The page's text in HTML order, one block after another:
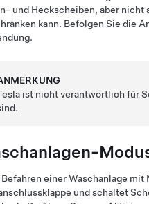
und Heckscheiben, aber nicht
kann. Befolgen Sie die
ist nicht verantwortlich für
einer Waschanlage mit
und schaltet